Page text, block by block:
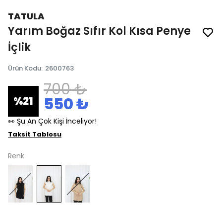
TATULA
Yarım Boğaz Sıfır Kol Kısa Penye
İçlik
Ürün Kodu: 2600763
%21
700 ₺
550 ₺
👀 Şu An Çok Kişi İnceliyor!
Taksit Tablosu
Renk